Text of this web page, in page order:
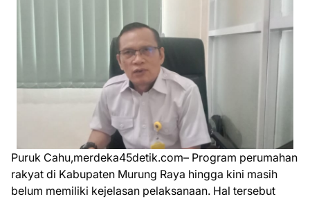
Puruk Cahu,merdeka45detik.com– Program perumahan
rakyat di Kabupaten Murung Raya hingga kini masih
belum memiliki kejelasan pelaksanaan. Hal tersebut